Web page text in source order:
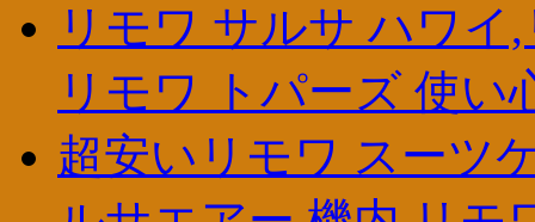
リモワ サルサ ハワ
リモワ トパーズ 使い
超安いリモワ スーツ